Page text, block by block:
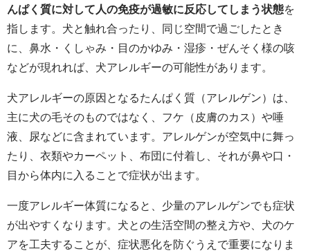
んぱく質に対して人の免疫が過敏に反応してしまう状態を
指します。犬と触れ合ったり、同じ空間で過ごしたとき
に、鼻水・くしゃみ・目のかゆみ・湿疹・ぜんそく様の咳
などが現れれば、犬アレルギーの可能性があります。
犬アレルギーの原因となるたんぱく質（アレルゲン）は、
主に犬の毛そのものではなく、フケ（皮膚のカス）や唾
液、尿などに含まれています。アレルゲンが空気中に舞っ
たり、衣類やカーペット、布団に付着し、それが鼻や口・
目から体内に入ることで症状が出ます。
一度アレルギー体質になると、少量のアレルゲンでも症状
が出やすくなります。犬との生活空間の整え方や、犬のケ
アを工夫することが、症状悪化を防ぐうえで重要になりま